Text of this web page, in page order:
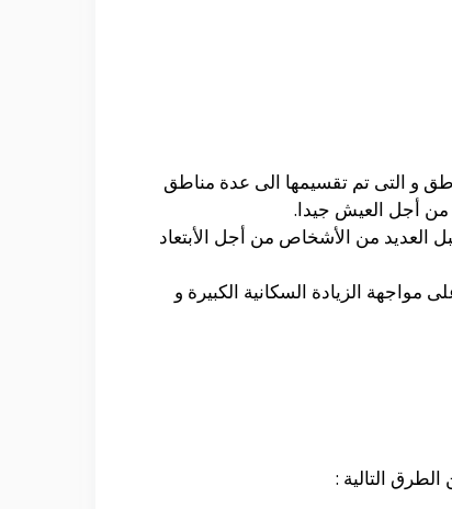
و التى تم تقسيمها الى عدة مناطق
من أجل العيش جيدا.
العديد من الأشخاص من أجل الأبتعاد
الزيادة السكانية الكبيرة و
التالية :